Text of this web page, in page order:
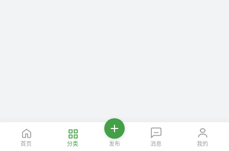
首页 分类 发布 消息 我的